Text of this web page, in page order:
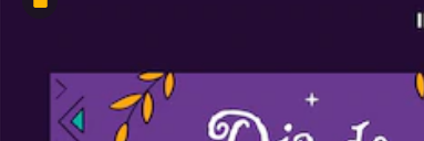
Premium